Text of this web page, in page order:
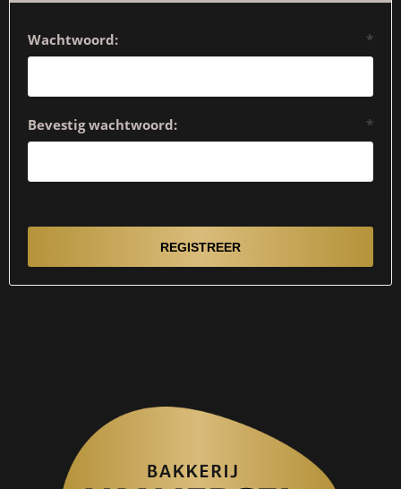
Wachtwoord: *
Bevestig wachtwoord: *